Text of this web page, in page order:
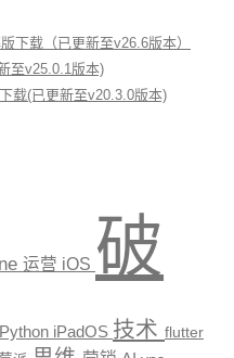
下载（已更新至v26.6版本）
至v25.0.1版本)
载(已更新至v20.3.0版本)
运营 iOS 破
Python iPadOS 技术 flutter